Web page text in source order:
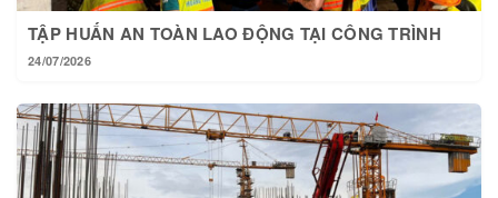
TẬP HUẤN AN TOÀN LAO ĐỘNG TẠI CÔNG TRÌNH
24/07/2026